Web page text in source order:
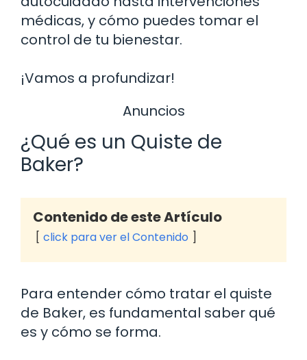
médicas, y cómo puedes tomar el
control de tu bienestar.
¡Vamos a profundizar!
Anuncios
¿Qué es un Quiste de
Baker?
Contenido de este Artículo
click para ver el Contenido
Para entender cómo tratar el quiste
de Baker, es fundamental saber qué
es y cómo se forma.